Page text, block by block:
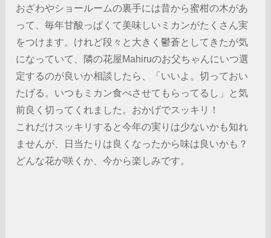
おざわやショールームの裏手には昔から蜜柑の木があ
って、毎年甘酸っぱくて美味しいミカンがたくさん実
をつけます。けれど段々と大きく鬱蒼としてきたが気
になっていて、隣の花屋Mahiruのお父ちゃんにいつ選
定するのが良いか相談したら、「いいよ。切っておい
たげる。いつもミカン食べさせてもらってるし」と気
前良く切ってくれました。おかげでスッキリ！
これだけスッキリすると今年の実りは少ないかも知れ
ませんが、日当たりは良くなったから味は良いかも？
どんな花が咲くか、今から楽しみです。